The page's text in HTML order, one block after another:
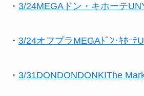
・ 3/24MEGAドン・キホーテ
・ 3/24オフプラMEGAﾄﾞﾝ･ｷﾎｰﾃ
・ 3/31DONDONDONKIThe